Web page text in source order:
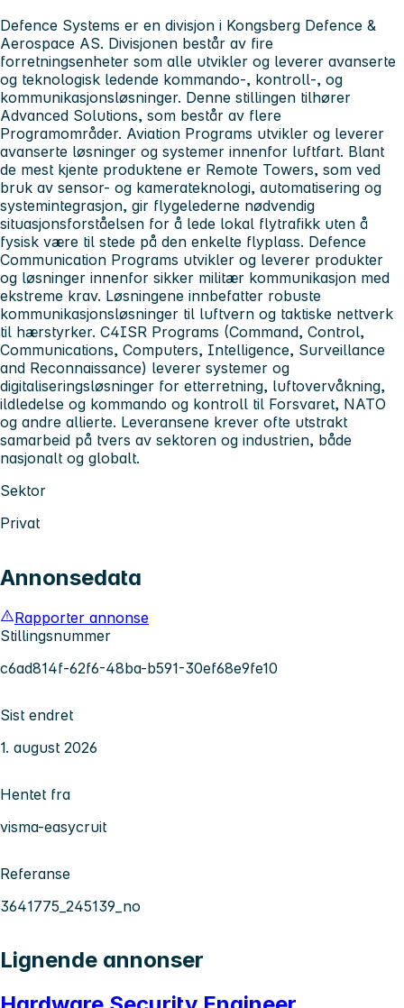
Defence Systems er en divisjon i Kongsberg Defence &
Aerospace AS. Divisjonen består av fire
forretningsenheter som alle utvikler og leverer avanserte
og teknologisk ledende kommando-, kontroll-, og
kommunikasjonsløsninger. Denne stillingen tilhører
Advanced Solutions, som består av flere
Programområder. Aviation Programs utvikler og leverer
avanserte løsninger og systemer innenfor luftfart. Blant
de mest kjente produktene er Remote Towers, som ved
bruk av sensor- og kamerateknologi, automatisering og
systemintegrasjon, gir flygelederne nødvendig
situasjonsforståelsen for å lede lokal flytrafikk uten å
fysisk være til stede på den enkelte flyplass. Defence
Communication Programs utvikler og leverer produkter
og løsninger innenfor sikker militær kommunikasjon med
ekstreme krav. Løsningene innbefatter robuste
kommunikasjonsløsninger til luftvern og taktiske nettverk
til hærstyrker. C4ISR Programs (Command, Control,
Communications, Computers, Intelligence, Surveillance
and Reconnaissance) leverer systemer og
digitaliseringsløsninger for etterretning, luftovervåkning,
ildledelse og kommando og kontroll til Forsvaret, NATO
og andre allierte. Leveransene krever ofte utstrakt
samarbeid på tvers av sektoren og industrien, både
nasjonalt og globalt.
Sektor
Privat
Annonsedata
Rapporter annonse
Stillingsnummer
c6ad814f-62f6-48ba-b591-30ef68e9fe10
Sist endret
1. august 2026
Hentet fra
visma-easycruit
Referanse
3641775_245139_no
Lignende annonser